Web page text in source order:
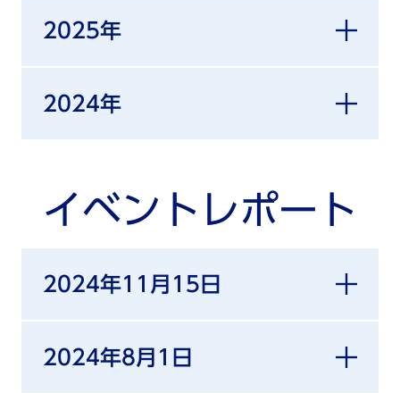
2025年
2024年
イベントレポート
2024年11月15日
2024年8月1日